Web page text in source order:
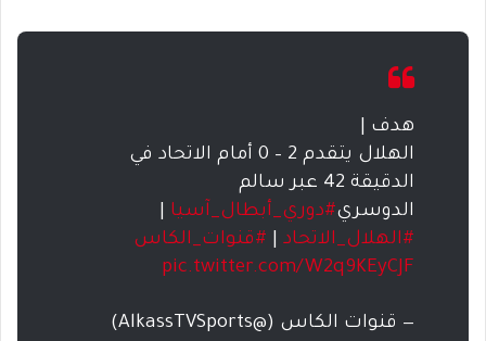
هدف |
الهلال يتقدم 2 – 0 أمام الاتحاد في
الدقيقة 42 عبر سالم
الدوسري#دوري_أبطال_آسيا
#الهلال_الاتحاد
#قنوات_الكاس
pic.twitter.com/W2q9KEyCJF
— قنوات الكاس (@AlkassTVSports)